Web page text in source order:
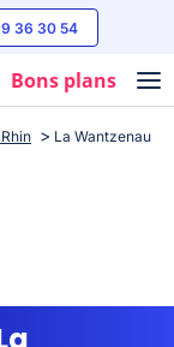
36 30 54
Bons plans
La Wantzenau